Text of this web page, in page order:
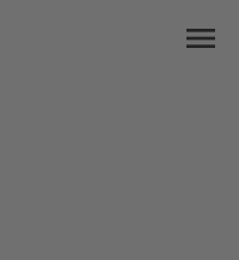
menu